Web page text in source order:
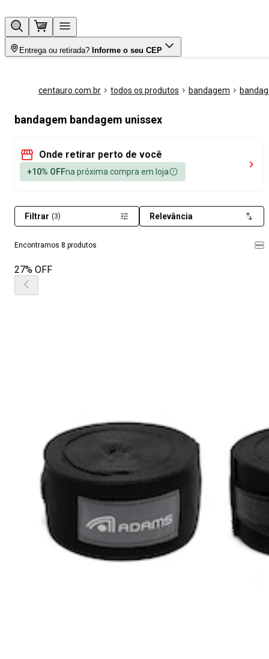
Entrega ou retirada? Informe o seu CEP
centauro.com.br todos os produtos bandagem
bandagem bandagem unissex
Onde retirar perto de você
+10% OFFna próxima compra em loja
Encontramos 8 produtos
Filtrar (3) Relevância
27% OFF